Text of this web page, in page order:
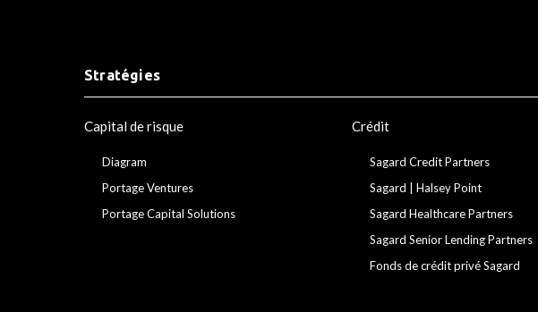
Stratégies
Capital de risque
Diagram
Portage Ventures
Portage Capital Solutions
Crédit
Sagard Credit Partners
Sagard | Halsey Point
Sagard Healthcare Partners
Sagard Senior Lending Partners
Fonds de crédit privé Sagard